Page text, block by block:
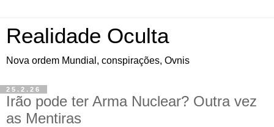
Realidade Oculta
Nova ordem Mundial, conspirações, Ovnis
25.2.26
Irão pode ter Arma Nuclear? Outra vez
as Mentiras